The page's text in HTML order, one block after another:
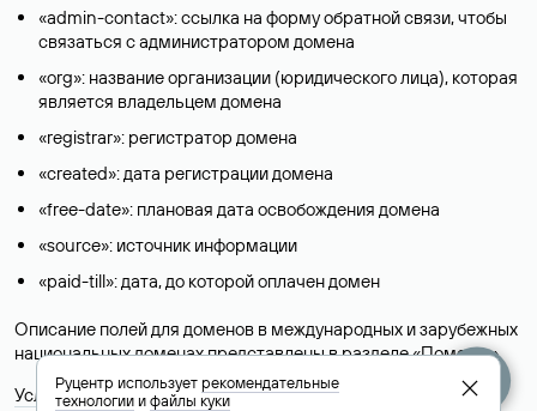
«admin-contact»: ссылка на форму обратной связи, чтобы
связаться с администратором домена
«org»: название организации (юридического лица), которая
является владельцем домена
«registrar»: регистратор домена
«created»: дата регистрации домена
«free-date»: плановая дата освобождения домена
«source»: источник информации
«paid-till»: дата, до которой оплачен домен
Описание полей для доменов в международных и зарубежных
национальных доменах представлены в разделе «Помощь».
Условия использования Whois-сервиса
Руцентр используетрекомендательные
технологииифайлы куки